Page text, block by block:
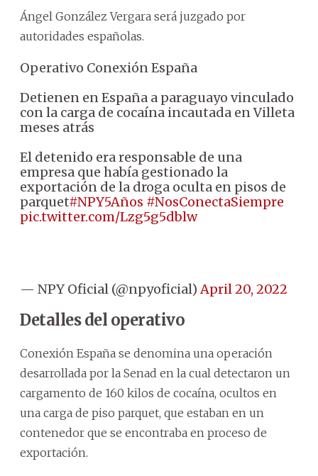
Ángel González Vergara será juzgado por
autoridades españolas.
Operativo Conexión España
Detienen en España a paraguayo vinculado
con la carga de cocaína incautada en Villeta
meses atrás
El detenido era responsable de una
empresa que había gestionado la
exportación de la droga oculta en pisos de
parquet#NPY5Años #NosConectaSiempre
pic.twitter.com/Lzg5g5dblw
— NPY Oficial (@npyoficial)April 20, 2022
Detalles del operativo
Conexión España se denomina una operación
desarrollada por la Senad en la cual detectaron un
cargamento de 160 kilos de cocaína, ocultos en
una carga de piso parquet, que estaban en un
contenedor que se encontraba en proceso de
exportación.